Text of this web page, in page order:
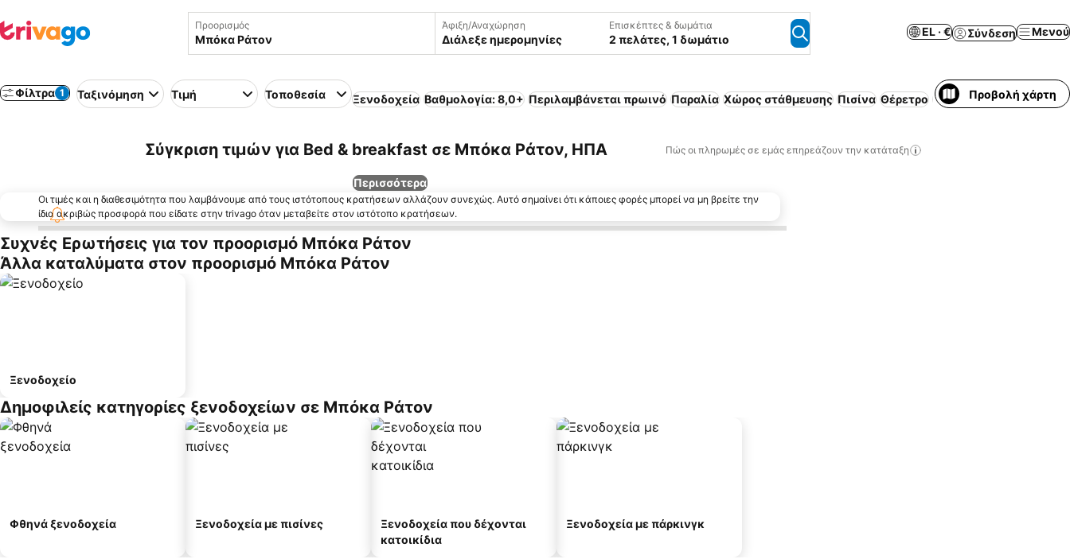
Προορισμός Άφιξη/Αναχώρηση
Διάλεξε ημερομηνίες
Επισκέπτες & δωμάτια
2 πελάτες, 1 δωμάτιο
EL · € Σύνδεση Μενού
Φίλτρα 1 Ταξινόμηση Τιμή Τοποθεσία Ξενοδοχεία Βαθμολογία: 8,0+ Περιλαμβάνεται πρωινό Παραλία Χώρος στάθμευσης Πισίνα Θέρετρο Ασύρματο ίντερνετ
Προβολή χάρτη
Σύγκριση τιμών για Bed & breakfast σε Μπόκα Ράτον, ΗΠΑ Πώς οι πληρωμές σε εμάς επηρεάζουν την κατάταξη
Περισσότερα
Οι τιμές και η διαθεσιμότητα που λαμβάνουμε από τους ιστότοπους κρατήσεων αλλάζουν συνεχώς. Αυτό σημαίνει ότι κάποιες φορές μπορεί να μη βρείτε την
ίδια ακριβώς προσφορά που είδατε στην trivago όταν μεταβείτε στον ιστότοπο κρατήσεων.
Συχνές Ερωτήσεις για τον προορισμό Μπόκα Ράτον
Άλλα καταλύματα στον προορισμό Μπόκα Ράτον
Ξενοδοχείο
Δημοφιλείς κατηγορίες ξενοδοχείων σε Μπόκα Ράτον
Φθηνά ξενοδοχεία Ξενοδοχεία με πισίνες
Ξενοδοχεία που δέχονται
κατοικίδια
Ξενοδοχεία με πάρκινγκ